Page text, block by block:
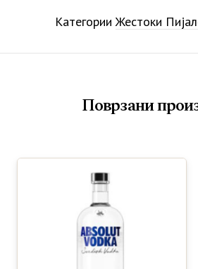
КатегорииЖестоки
Поврзани